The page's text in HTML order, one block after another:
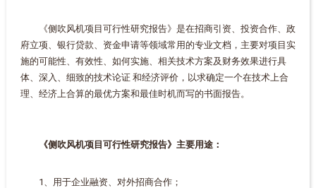
《侧吹风机项目可行性研究报告》是在招商引资、投资合作、政
府立项、银行贷款、资金申请等领域常用的专业文档，主要对项目实
施的可能性、有效性、如何实施、相关技术方案及财务效果进行具
体、深入、细致的技术论证 和经济评价，以求确定一个在技术上合
理、经济上合算的最优方案和最佳时机而写的书面报告。
《侧吹风机项目可行性研究报告》主要用途：
1、用于企业融资、对外招商合作；